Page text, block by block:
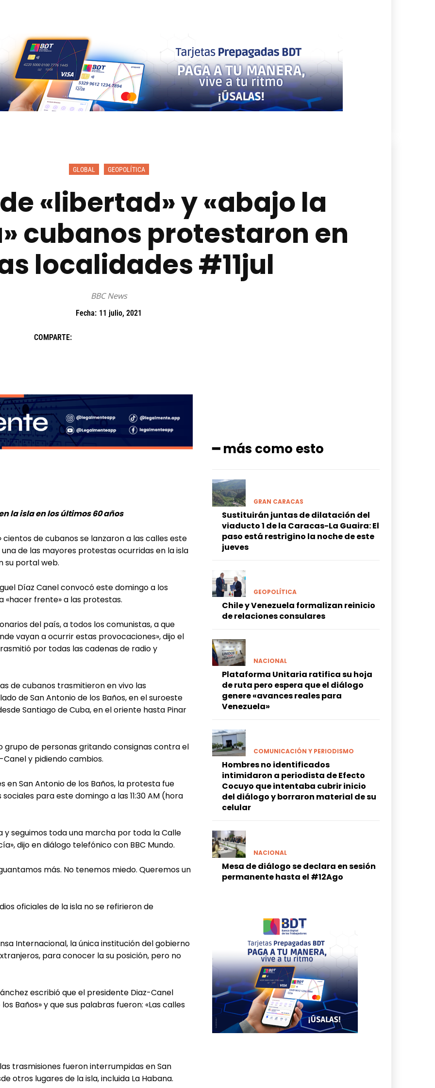
GLOBAL GEOPOLÍTICA
«libertad» y «abajo la
cubanos protestaron en
localidades #11jul
BBC News
Fecha: 11 julio, 2021
COMPARTE:
la isla en los últimos 60 años
de cubanos se lanzaron a las calles este
de las mayores protestas ocurridas en la isla
su portal web.
Díaz Canel convocó este domingo a los
«hacer frente» a las protestas.
del país, a todos los comunistas, a que
vayan a ocurrir estas provocaciones», dijo el
por todas las cadenas de radio y
de cubanos trasmitieron en vivo las
de San Antonio de los Baños, en el suroeste
Santiago de Cuba, en el oriente hasta Pinar
grupo de personas gritando consignas contra el
y pidiendo cambios.
en San Antonio de los Baños, la protesta fue
para este domingo a las 11:30 AM (hora
y seguimos toda una marcha por toda la Calle
dijo en diálogo telefónico con BBC Mundo.
más. No tenemos miedo. Queremos un
oficiales de la isla no se refirieron de
Internacional, la única institución del gobierno
para conocer la su posición, pero no
escribió que el presidente Diaz-Canel
Baños» y que sus palabras fueron: «Las calles
trasmisiones fueron interrumpidas en San
otros lugares de la isla, incluida La Habana.
━ más como esto
GRAN CARACAS
Sustituirán juntas de dilatación del
viaducto 1 de la Caracas-La Guaira: El
paso está restrigino la noche de este
jueves
GEOPOLÍTICA
Chile y Venezuela formalizan reinicio
de relaciones consulares
NACIONAL
Plataforma Unitaria ratifica su hoja
de ruta pero espera que el diálogo
genere «avances reales para
Venezuela»
COMUNICACIÓN Y PERIODISMO
Hombres no identificados
intimidaron a periodista de Efecto
Cocuyo que intentaba cubrir inicio
del diálogo y borraron material de su
celular
NACIONAL
Mesa de diálogo se declara en sesión
permanente hasta el #12Ago